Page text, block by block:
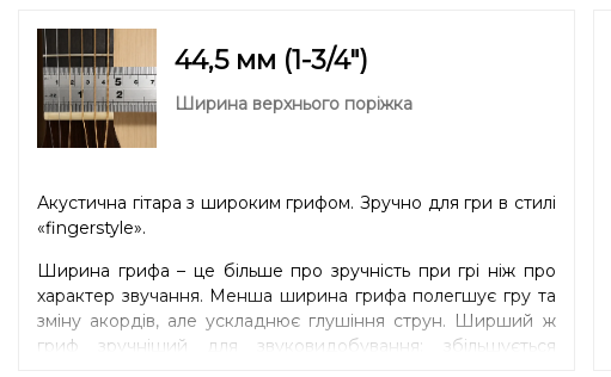
44,5 мм (1-3/4″)
Ширина верхнього поріжка
Акустична гітара з широким грифом. Зручно для гри в стилі
«fingerstyle».
Ширина грифа – це більше про зручність при грі ніж про
характер звучання. Менша ширина грифа полегшує гру та
зміну акордів, але ускладнює глушіння струн. Ширший ж
гриф зручніший для звуковидобування: збільшується